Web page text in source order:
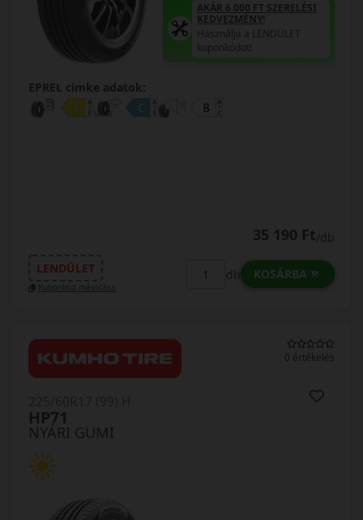
AKÁR 6.000 FT SZERELÉSI
KEDVEZMÉNY!
Használja a LENDÜLET
kuponkódot!
EPREL cimke adatok:
35 190 Ft/db
LENDÜLET
Kuponkód másolása
db KOSÁRBA
0 értékelés
NYÁRI GUMI
HP71